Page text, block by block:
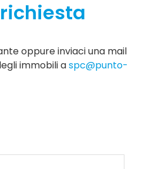
oppure inviaci una mail
immobili aspc@punto-